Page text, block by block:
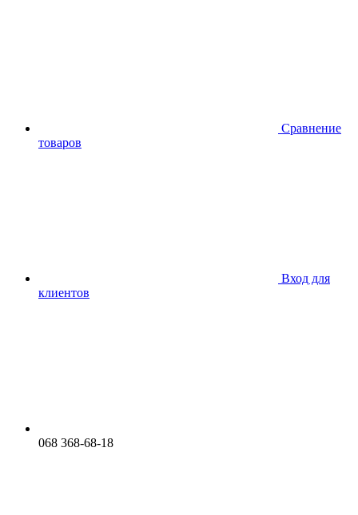
Сравнение
товаров
Вход для
клиентов
068 368-68-18